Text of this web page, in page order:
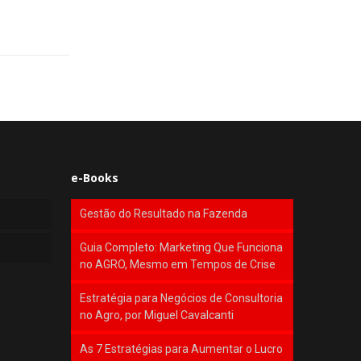
e-Books
Gestão do Resultado na Fazenda
Guia Completo: Marketing Que Funciona
no AGRO, Mesmo em Tempos de Crise
Estratégia para Negócios de Consultoria
no Agro, por Miguel Cavalcanti
As 7 Estratégias para Aumentar o Lucro